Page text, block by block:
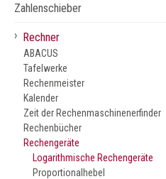
Zahlenschieber
› Rechner
ABACUS
Tafelwerke
Rechenmeister
Kalender
Zeit der Rechenmaschinenerfinder
Rechenbücher
Rechengeräte
Logarithmische Rechengeräte
Proportionalhebel